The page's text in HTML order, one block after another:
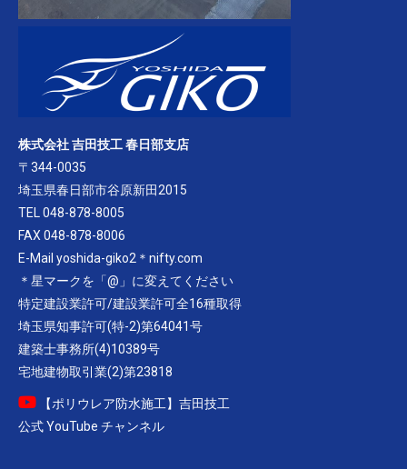
株式会社 吉田技工 春日部支店
〒344-0035
埼玉県春日部市谷原新田2015
TEL 048-878-8005
FAX 048-878-8006
E-Mail yoshida-giko2＊nifty.com
＊星マークを「@」に変えてください
特定建設業許可/建設業許可全16種取得
埼玉県知事許可(特-2)第64041号
建築士事務所(4)10389号
宅地建物取引業(2)第23818
【ポリウレア防水施工】吉田技工
公式 YouTube チャンネル